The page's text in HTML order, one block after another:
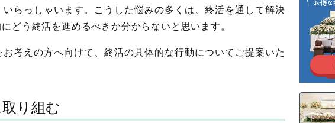
らっしゃいます。こうした悩みの多くは、終活を通して解決
どう終活を進めるべきか分からないと思います。
考えの方へ向けて、終活の具体的な行動についてご提案いた
り組む